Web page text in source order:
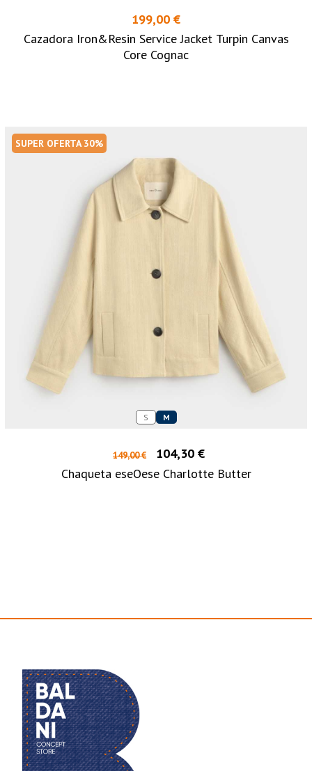
199,00 €
Cazadora Iron&Resin Service Jacket Turpin Canvas
Core Cognac
SUPER OFERTA 30%
S M
149,00 €
104,30 €
Chaqueta eseOese Charlotte Butter